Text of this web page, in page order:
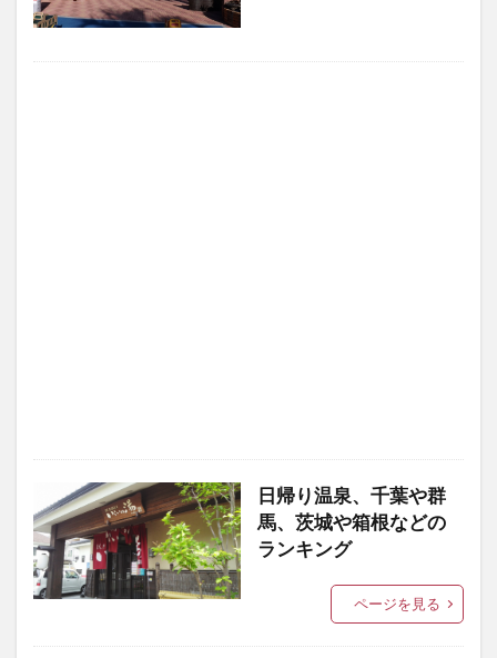
日帰り温泉、千葉や群
馬、茨城や箱根などの
ランキング
ページを見る